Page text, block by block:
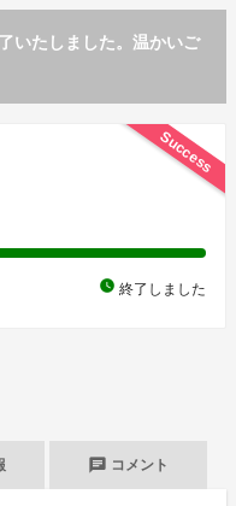
いたしました。温かいご
Success
watch_later 終了しました
chat コメント